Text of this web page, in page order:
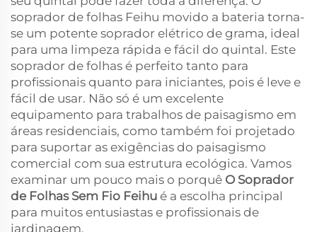
soprador de folhas Feihu movido a bateria torna-
se um potente soprador elétrico de grama, ideal
para uma limpeza rápida e fácil do quintal. Este
soprador de folhas é perfeito tanto para
profissionais quanto para iniciantes, pois é leve e
fácil de usar. Não só é um excelente
equipamento para trabalhos de paisagismo em
áreas residenciais, como também foi projetado
para suportar as exigências do paisagismo
comercial com sua estrutura ecológica. Vamos
examinar um pouco mais o porquê O Soprador
de Folhas Sem Fio Feihu é a escolha principal
para muitos entusiastas e profissionais de
jardinagem.